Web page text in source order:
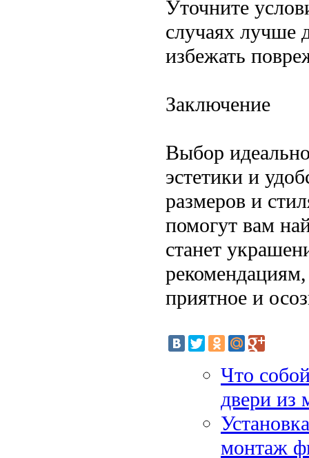
Уточните
случаях лучше
избежать
Заключение
Выбор
эстетики и
размеров и
помогут вам
станет
приятное и
Что
двери из
монтаж